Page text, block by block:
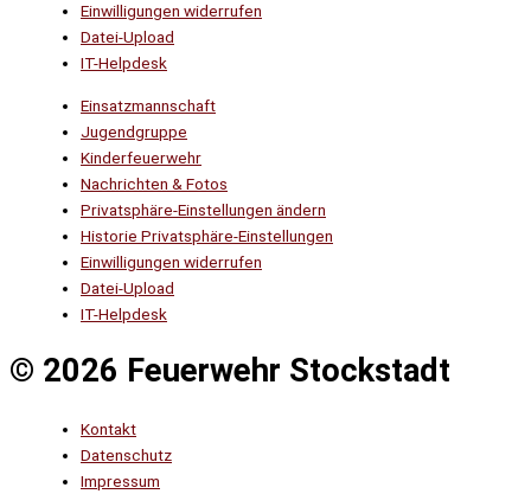
Einwilligungen widerrufen
Datei-Upload
IT-Helpdesk
Einsatzmannschaft
Jugendgruppe
Kinderfeuerwehr
Nachrichten & Fotos
Privatsphäre-Einstellungen ändern
Historie Privatsphäre-Einstellungen
Einwilligungen widerrufen
Datei-Upload
IT-Helpdesk
© 2026 Feuerwehr Stockstadt
Kontakt
Datenschutz
Impressum